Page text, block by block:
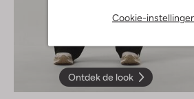
Cookie-
Ontdek de look